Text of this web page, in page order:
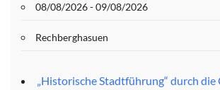
08/08/2026 - 09/08/2026
Rechberghasuen
„Historische Stadtführung“ durch die